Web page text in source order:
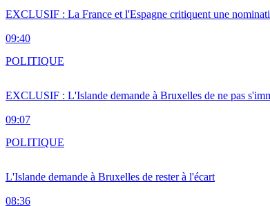
EXCLUSIF : La France et l'Espagne critiquent une
09:40
EXCLUSIF : L'Islande demande à Bruxelles de ne pas
09:07
POLITIQUE
L'Islande demande à Bruxelles de rester à l'écart
08:36
POLITIQUE